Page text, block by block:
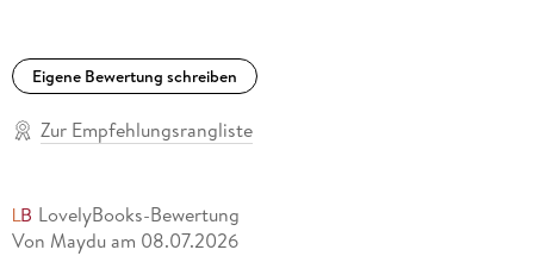
Eigene Bewertung schreiben
Zur Empfehlungsrangliste
LovelyBooks-Bewertung
Von Maydu am 08.07.2026